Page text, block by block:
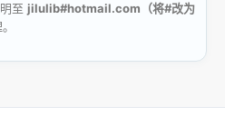
至 jilulib#hotmail.com（将#改为